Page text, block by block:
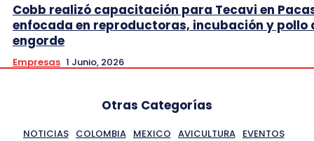
Cobb realizó capacitación para Tecavi en
enfocada en reproductoras, incubación y pollo
engorde
Empresas 1 Junio, 2026
Otras Categorías
NOTICIAS COLOMBIA MEXICO AVICULTURA
EVENTOS